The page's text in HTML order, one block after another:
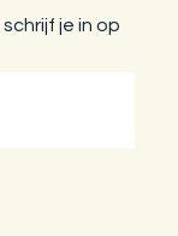
je in op